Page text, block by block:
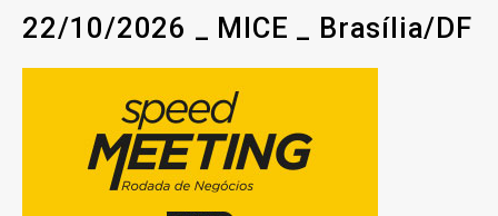
22/10/2026 _ MICE _ Brasília/DF